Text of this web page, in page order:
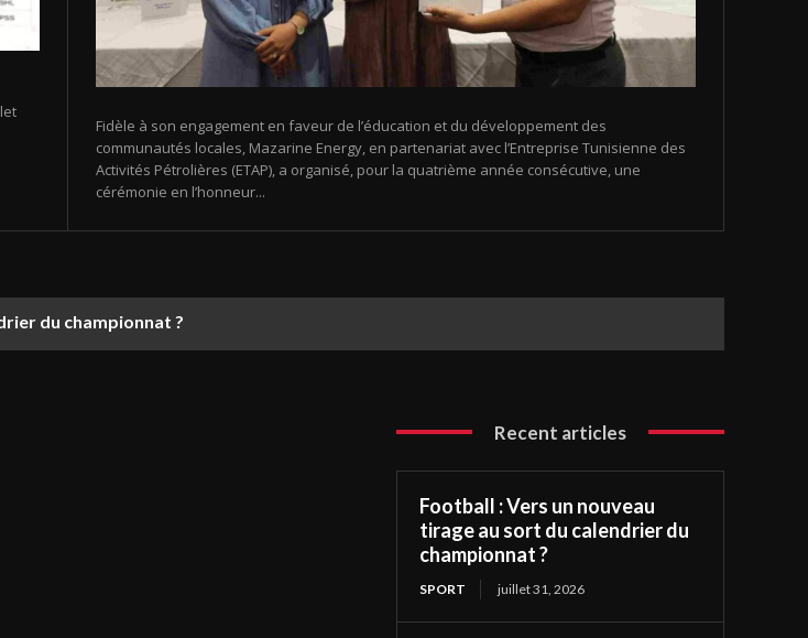
Fidèle à son engagement en faveur de l’éducation et du développement des
communautés locales, Mazarine Energy, en partenariat avec l’Entreprise Tunisienne des
Activités Pétrolières (ETAP), a organisé, pour la quatrième année consécutive, une
cérémonie en l’honneur...
du championnat ?
Recent articles
Football : Vers un nouveau
tirage au sort du calendrier du
championnat ?
SPORT juillet 31, 2026